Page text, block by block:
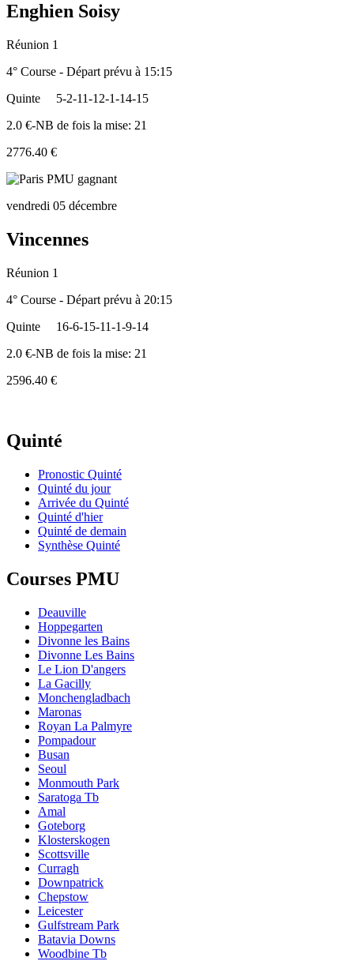
Enghien Soisy
Réunion 1
4° Course - Départ prévu à 15:15
Quinte
5-2-11-12-1-14-15
2.0 €-NB de fois la mise: 21
2776.40 €
vendredi 05 décembre
Vincennes
Réunion 1
4° Course - Départ prévu à 20:15
Quinte
16-6-15-11-1-9-14
2.0 €-NB de fois la mise: 21
2596.40 €
Quinté
Pronostic Quinté
Quinté du jour
Arrivée du Quinté
Quinté d'hier
Quinté de demain
Synthèse Quinté
Courses PMU
Deauville
Hoppegarten
Divonne les Bains
Divonne Les Bains
Le Lion D'angers
La Gacilly
Monchengladbach
Maronas
Royan La Palmyre
Pompadour
Busan
Seoul
Monmouth Park
Saratoga Tb
Amal
Goteborg
Klosterskogen
Scottsville
Curragh
Downpatrick
Chepstow
Leicester
Gulfstream Park
Batavia Downs
Woodbine Tb